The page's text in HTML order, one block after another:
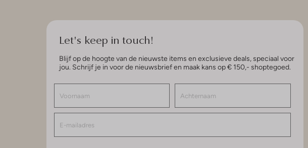
Let's keep in touch!
Blijf op de hoogte van de nieuwste items en exclusieve deals, speciaal voor
jou. Schrijf je in voor de nieuwsbrief en maak kans op € 150,- shoptegoed.